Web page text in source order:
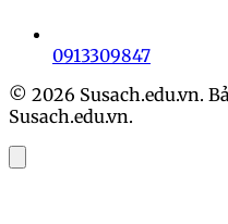
0913309847
© 2026 Susach.edu.vn.
Susach.edu.vn.